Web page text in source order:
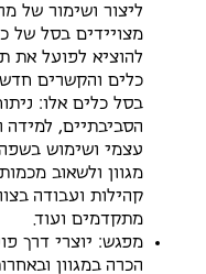
ליצור ושימור של
מצויידים בסל של
להוציא לפועל את
כלים והקשרים
בסל כלים אלו:
הסביבתיים, למידה
עצמי ושימוש
מגוון ולשאוב
קהילות ועבודה
מתקדמים ועוד.
מפגש: יוצרי דרך
הכרה במגוון